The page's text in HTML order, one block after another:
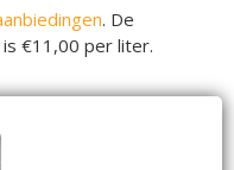
. De
is €11,00 per liter.